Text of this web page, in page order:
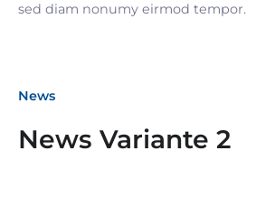
sed diam nonumy eirmod tempor.
News
News Variante 2